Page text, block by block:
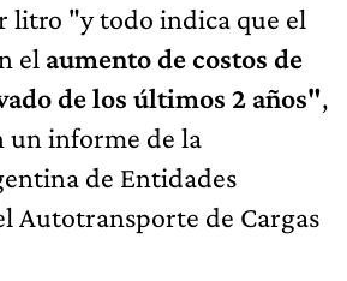
litro "y todo indica que el
el aumento de costos de
de los últimos 2 años",
un informe de la
de Entidades
Autotransporte de Cargas